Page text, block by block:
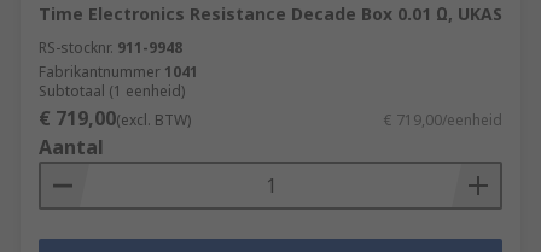
Time Electronics Resistance Decade Box 0.01 Ω, UKAS
RS-stocknr. 911-9948
Fabrikantnummer 1041
Subtotaal (1 eenheid)
€ 719,00(excl. BTW) € 719,00/eenheid
Aantal